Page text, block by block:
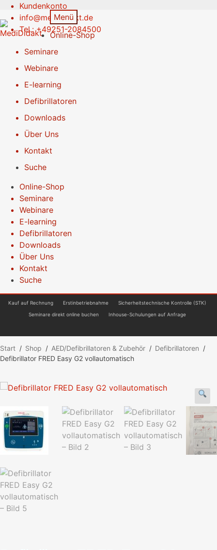
Kundenkonto
info@medididakt.de
Tel.: +49251-2084500
Zur
Navigation
springen
Springe
zum
Inhalt
Menü
Online-Shop
Seminare
Webinare
E-learning
Defibrillatoren
Downloads
Über Uns
Kontakt
Suche
Online-Shop
Seminare
Webinare
E-learning
Defibrillatoren
Downloads
Über Uns
Kontakt
Suche
Kauf auf Rechnung Erstinbetriebnahme
Sicherheitstechnische Kontrolle (STK)
Seminare direkt online buchen
Inhouse-Schulungen auf Anfrage
Start / Shop / AED/Defibrillatoren & Zubehör / Defibrillatoren /
Defibrillator FRED Easy G2 vollautomatisch